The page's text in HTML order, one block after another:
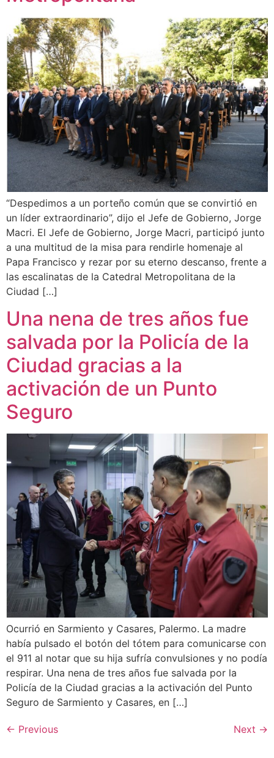
“Despedimos a un porteño común que se convirtió en
un líder extraordinario”, dijo el Jefe de Gobierno, Jorge
Macri. El Jefe de Gobierno, Jorge Macri, participó junto
a una multitud de la misa para rendirle homenaje al
Papa Francisco y rezar por su eterno descanso, frente a
las escalinatas de la Catedral Metropolitana de la
Ciudad […]
Una nena de tres años fue
salvada por la Policía de la
Ciudad gracias a la
activación de un Punto
Seguro
Ocurrió en Sarmiento y Casares, Palermo. La madre
había pulsado el botón del tótem para comunicarse con
el 911 al notar que su hija sufría convulsiones y no podía
respirar. Una nena de tres años fue salvada por la
Policía de la Ciudad gracias a la activación del Punto
Seguro de Sarmiento y Casares, en […]
← Previous Next →